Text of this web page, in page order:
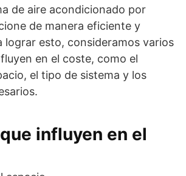
de aire acondicionado por
de manera eficiente y
lograr esto, consideramos varios
en el coste, como el
el tipo de sistema y los
influyen en el